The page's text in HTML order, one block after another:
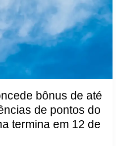
bônus de até
de pontos do
termina em 12 de